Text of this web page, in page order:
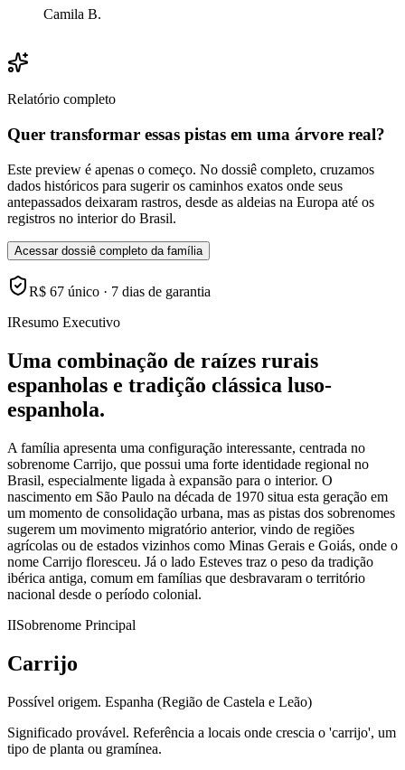
Camila B.
Relatório completo
Quer transformar essas pistas em uma árvore real?
Este preview é apenas o começo. No dossiê completo, cruzamos
dados históricos para sugerir os caminhos exatos onde seus
antepassados deixaram rastros, desde as aldeias na Europa até os
registros no interior do Brasil.
Acessar dossiê completo da família
R$ 67 único · 7 dias de garantia
IResumo Executivo
Uma combinação de raízes rurais
espanholas e tradição clássica luso-
espanhola.
A família apresenta uma configuração interessante, centrada no
sobrenome Carrijo, que possui uma forte identidade regional no
Brasil, especialmente ligada à expansão para o interior. O
nascimento em São Paulo na década de 1970 situa esta geração em
um momento de consolidação urbana, mas as pistas dos sobrenomes
sugerem um movimento migratório anterior, vindo de regiões
agrícolas ou de estados vizinhos como Minas Gerais e Goiás, onde o
nome Carrijo floresceu. Já o lado Esteves traz o peso da tradição
ibérica antiga, comum em famílias que desbravaram o território
nacional desde o período colonial.
IISobrenome Principal
Carrijo
Possível origem. Espanha (Região de Castela e Leão)
Significado provável. Referência a locais onde crescia o 'carrijo', um
tipo de planta ou gramínea.